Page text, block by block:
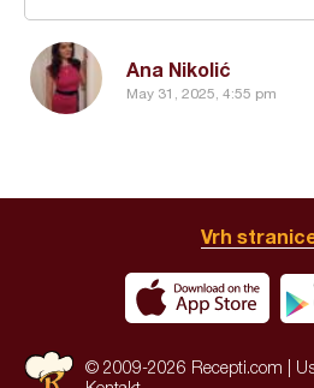
Ana Nikolić
May 31, 2025, 4:55 pm
Vrh
© 2009-2026 Recepti.com |